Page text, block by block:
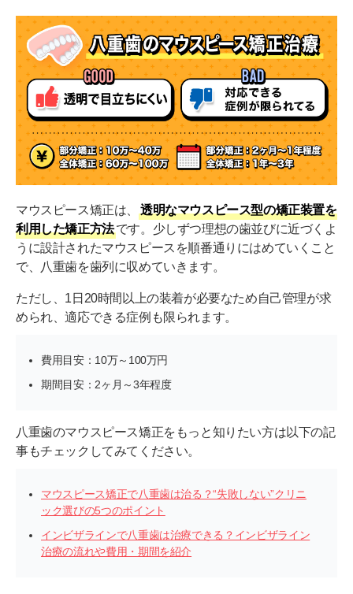
マウスピース矯正は、
透明なマウスピース型の矯正装置を
利用した矯正方法です。少しずつ理想の歯並びに近づくよ
うに設計されたマウスピースを順番通りにはめていくこと
で、八重歯を歯列に収めていきます。
ただし、1日20時間以上の装着が必要なため自己管理が求
められ、適応できる症例も限られます。
費用目安：10万～100万円
期間目安：2ヶ月～3年程度
八重歯のマウスピース矯正をもっと知りたい方は以下の記
事もチェックしてみてください。
マウスピース矯正で八重歯は治る？“失敗しない”クリニ
ック選びの5つのポイント
インビザラインで八重歯は治療できる？インビザライン
治療の流れや費用・期間を紹介